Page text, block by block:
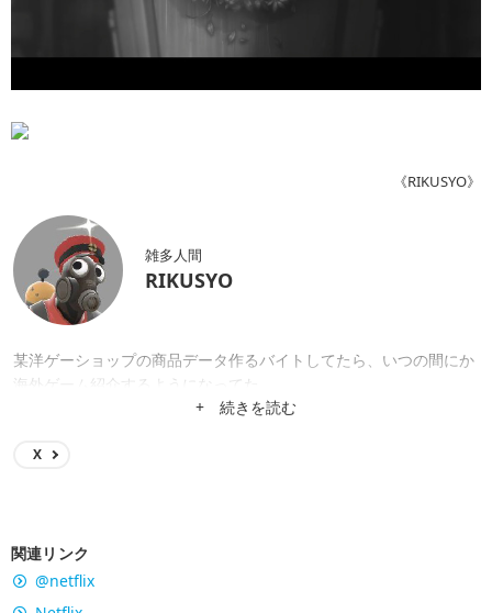
《RIKUSYO》
雑多人間
RIKUSYO
某洋ゲーショップの商品データ作るバイトしてたら、いつの間にか
海外ゲーム紹介するようになってた。
+ 続きを読む
X
関連リンク
@netflix